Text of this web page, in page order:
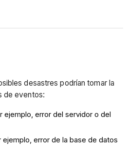
desastres podrían tomar la
de eventos:
ejemplo, error del servidor o del
error de la base de datos